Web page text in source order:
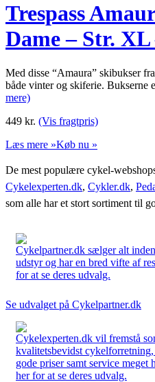
Trespass
Dame – Str.
Med disse “Amaura” skibukser
både vinter og skiferie. Bukserne
mere)
449 kr. (Vis fragtpris)
Læs mere »Køb nu »
De mest populære cykel-
Cykelexperten.dk, Cykler.dk,
som alle har et stort sortiment til
Cykelpartner.dk sælger alt
udstyr og har en bred vifte af
for at se deres udvalg.
Se udvalget på Cykelpartner.dk
Cykelexperten.dk vil fremstå
kvalitetsbevidst
gode priser samt service
her for at se deres udvalg.